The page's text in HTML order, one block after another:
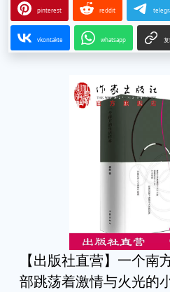
pinterest reddit
vkontakte whatsapp
【出版社直营】一个南
部跳荡着激情与火光的